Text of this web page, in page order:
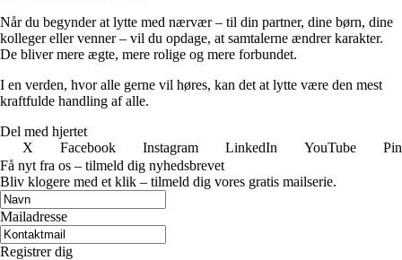
Når du begynder at lytte med nærvær – til din partner, dine børn, dine
kolleger eller venner – vil du opdage, at samtalerne ændrer karakter.
De bliver mere ægte, mere rolige og mere forbundet.
I en verden, hvor alle gerne vil høres, kan det at lytte være den mest
kraftfulde handling af alle.
Del med hjertet
X
Facebook Instagram LinkedIn YouTube
Få nyt fra os – tilmeld dig nyhedsbrevet
Bliv klogere med et klik – tilmeld dig vores gratis mailserie.
Mailadresse
Registrer dig